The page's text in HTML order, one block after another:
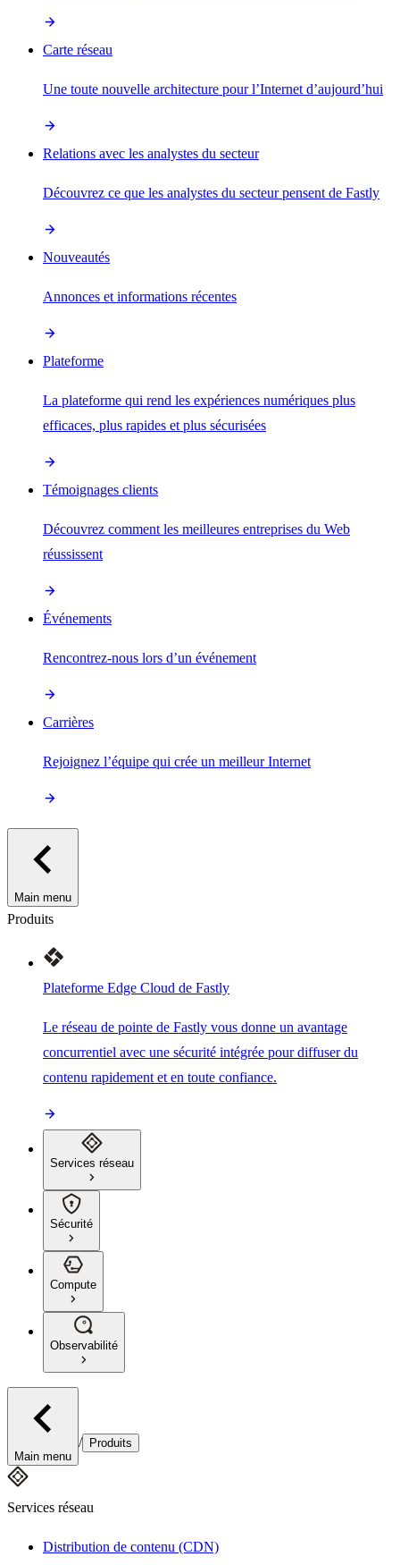
Carte réseau
Une toute nouvelle architecture pour l’Internet d’aujourd’hui
Relations avec les analystes du secteur
Découvrez ce que les analystes du secteur pensent de Fastly
Nouveautés
Annonces et informations récentes
Plateforme
La plateforme qui rend les expériences numériques plus
efficaces, plus rapides et plus sécurisées
Témoignages clients
Découvrez comment les meilleures entreprises du Web
réussissent
Événements
Rencontrez-nous lors d’un événement
Carrières
Rejoignez l’équipe qui crée un meilleur Internet
Main menu
Produits
Plateforme Edge Cloud de Fastly
Le réseau de pointe de Fastly vous donne un avantage
concurrentiel avec une sécurité intégrée pour diffuser du
contenu rapidement et en toute confiance.
Services réseau
Sécurité
Compute
Observabilité
Main menu
/ Produits
Services réseau
Distribution de contenu (CDN)